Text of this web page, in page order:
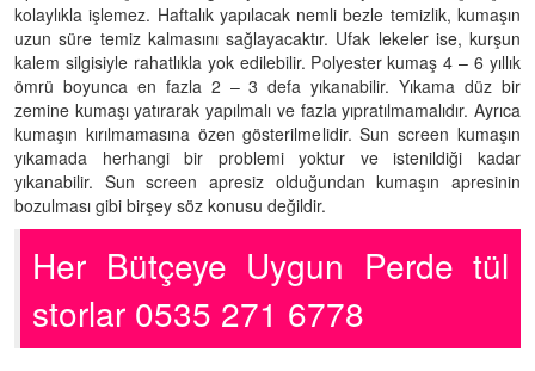
kolaylıkla işlemez. Haftalık yapılacak nemli bezle temizlik, kumaşın
uzun süre temiz kalmasını sağlayacaktır. Ufak lekeler ise, kurşun
kalem silgisiyle rahatlıkla yok edilebilir. Polyester kumaş 4 – 6 yıllık
ömrü boyunca en fazla 2 – 3 defa yıkanabilir. Yıkama düz bir
zemine kumaşı yatırarak yapılmalı ve fazla yıpratılmamalıdır. Ayrıca
kumaşın kırılmamasına özen gösterilmelidir. Sun screen kumaşın
yıkamada herhangi bir problemi yoktur ve istenildiği kadar
yıkanabilir. Sun screen apresiz olduğundan kumaşın apresinin
bozulması gibi birşey söz konusu değildir.
Her Bütçeye Uygun Perde tül
storlar 0535 271 6778